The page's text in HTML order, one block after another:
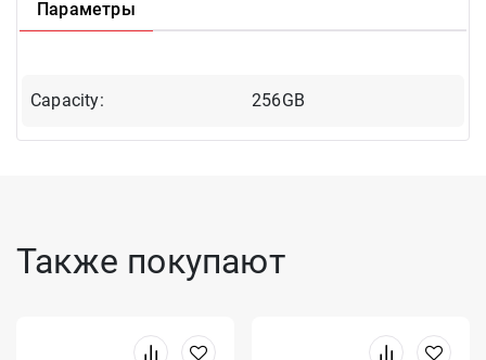
Параметры
Capacity: 256GB
Также покупают